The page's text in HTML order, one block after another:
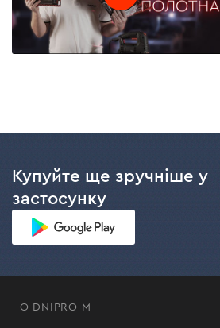
Купуйте ще зручніше у
застосунку
О DNIPRO-M